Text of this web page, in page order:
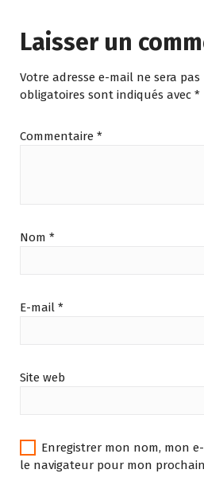
Laisser un
Votre adresse e-mail ne sera pas
obligatoires sont indiqués avec *
Commentaire *
Nom *
E-mail *
Site web
Enregistrer mon nom, mon
le navigateur pour mon